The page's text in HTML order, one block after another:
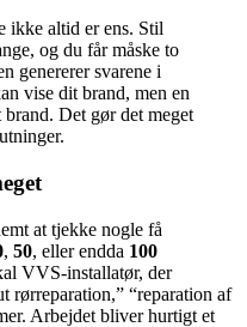
ikke altid er ens. Stil
og du får måske to
genererer svarene i
vise dit brand, men en
Det gør det meget
at tjekke nogle få
, 50, eller endda 100
VVS-installatør, der
rørreparation,” “reparation af
Arbejdet bliver hurtigt et